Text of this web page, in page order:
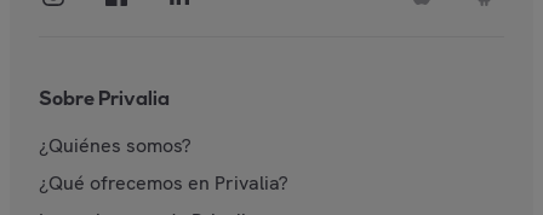
Sobre Privalia
¿Quiénes somos?
¿Qué ofrecemos en Privalia?